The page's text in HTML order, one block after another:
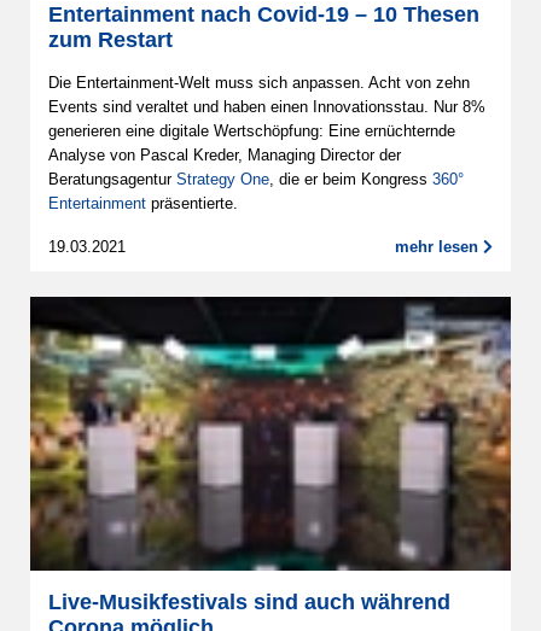
Entertainment nach Covid-19 – 10 Thesen
zum Restart
Die Entertainment-Welt muss sich anpassen. Acht von zehn
Events sind veraltet und haben einen Innovationsstau. Nur 8%
generieren eine digitale Wertschöpfung: Eine ernüchternde
Analyse von Pascal Kreder, Managing Director der
Beratungsagentur Strategy One , die er beim Kongress 360°
Entertainment präsentierte.
19.03.2021 mehr lesen
Live-Musikfestivals sind auch während